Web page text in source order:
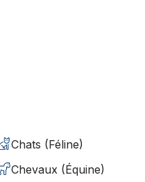
Chats (Féline)
Chevaux (Équine)